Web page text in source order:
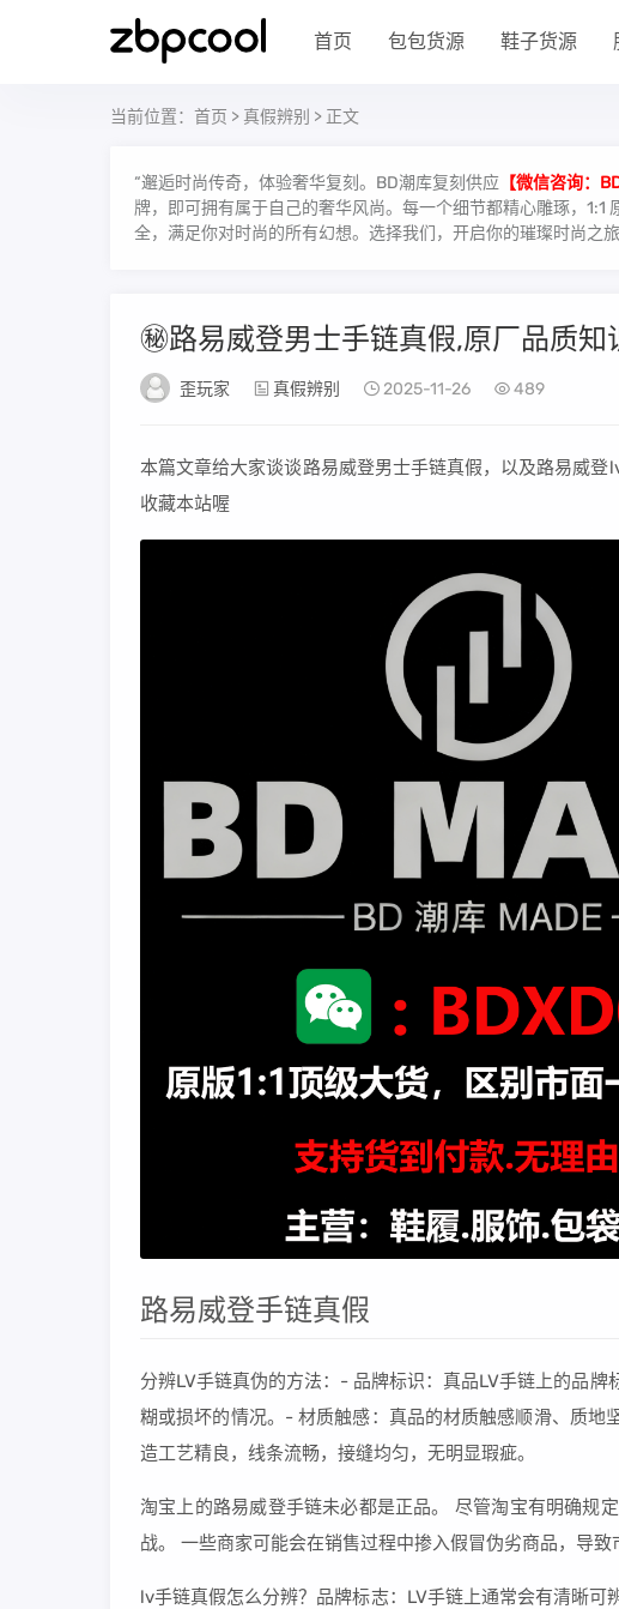
首页 包包货源 鞋子货源
当前位置： 首页 > 真假辨别 > 正文
“邂逅时尚传奇，体验奢华复刻。BD潮库复刻供应 【微信咨询：
牌，即可拥有属于自己的奢华风尚。每一个细节都精心雕琢，
全，满足你对时尚的所有幻想。选择我们，开启你的璀璨时尚之
㊙️路易威登男士手链真假,原厂品质知
歪玩家 真假辨别 2025-11-26 489
本篇文章给大家谈谈路易威登男士手链真假，以及路易威
收藏本站喔
路易威登手链真假
分辨LV手链真伪的方法：- 品牌标识：真品LV手链上的品
糊或损坏的情况。- 材质触感：真品的材质触感顺滑、质地
造工艺精良，线条流畅，接缝均匀，无明显瑕疵。
淘宝上的路易威登手链未必都是正品。 尽管淘宝有明确规
战。 一些商家可能会在销售过程中掺入假冒伪劣商品，导致
lv手链真假怎么分辨？品牌标志：LV手链上通常会有清晰可